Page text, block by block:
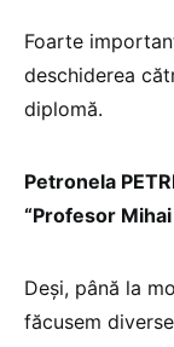
Foarte
deschiderea
diplomă.
Petronela
“Profesor
Deși, până la
făcusem